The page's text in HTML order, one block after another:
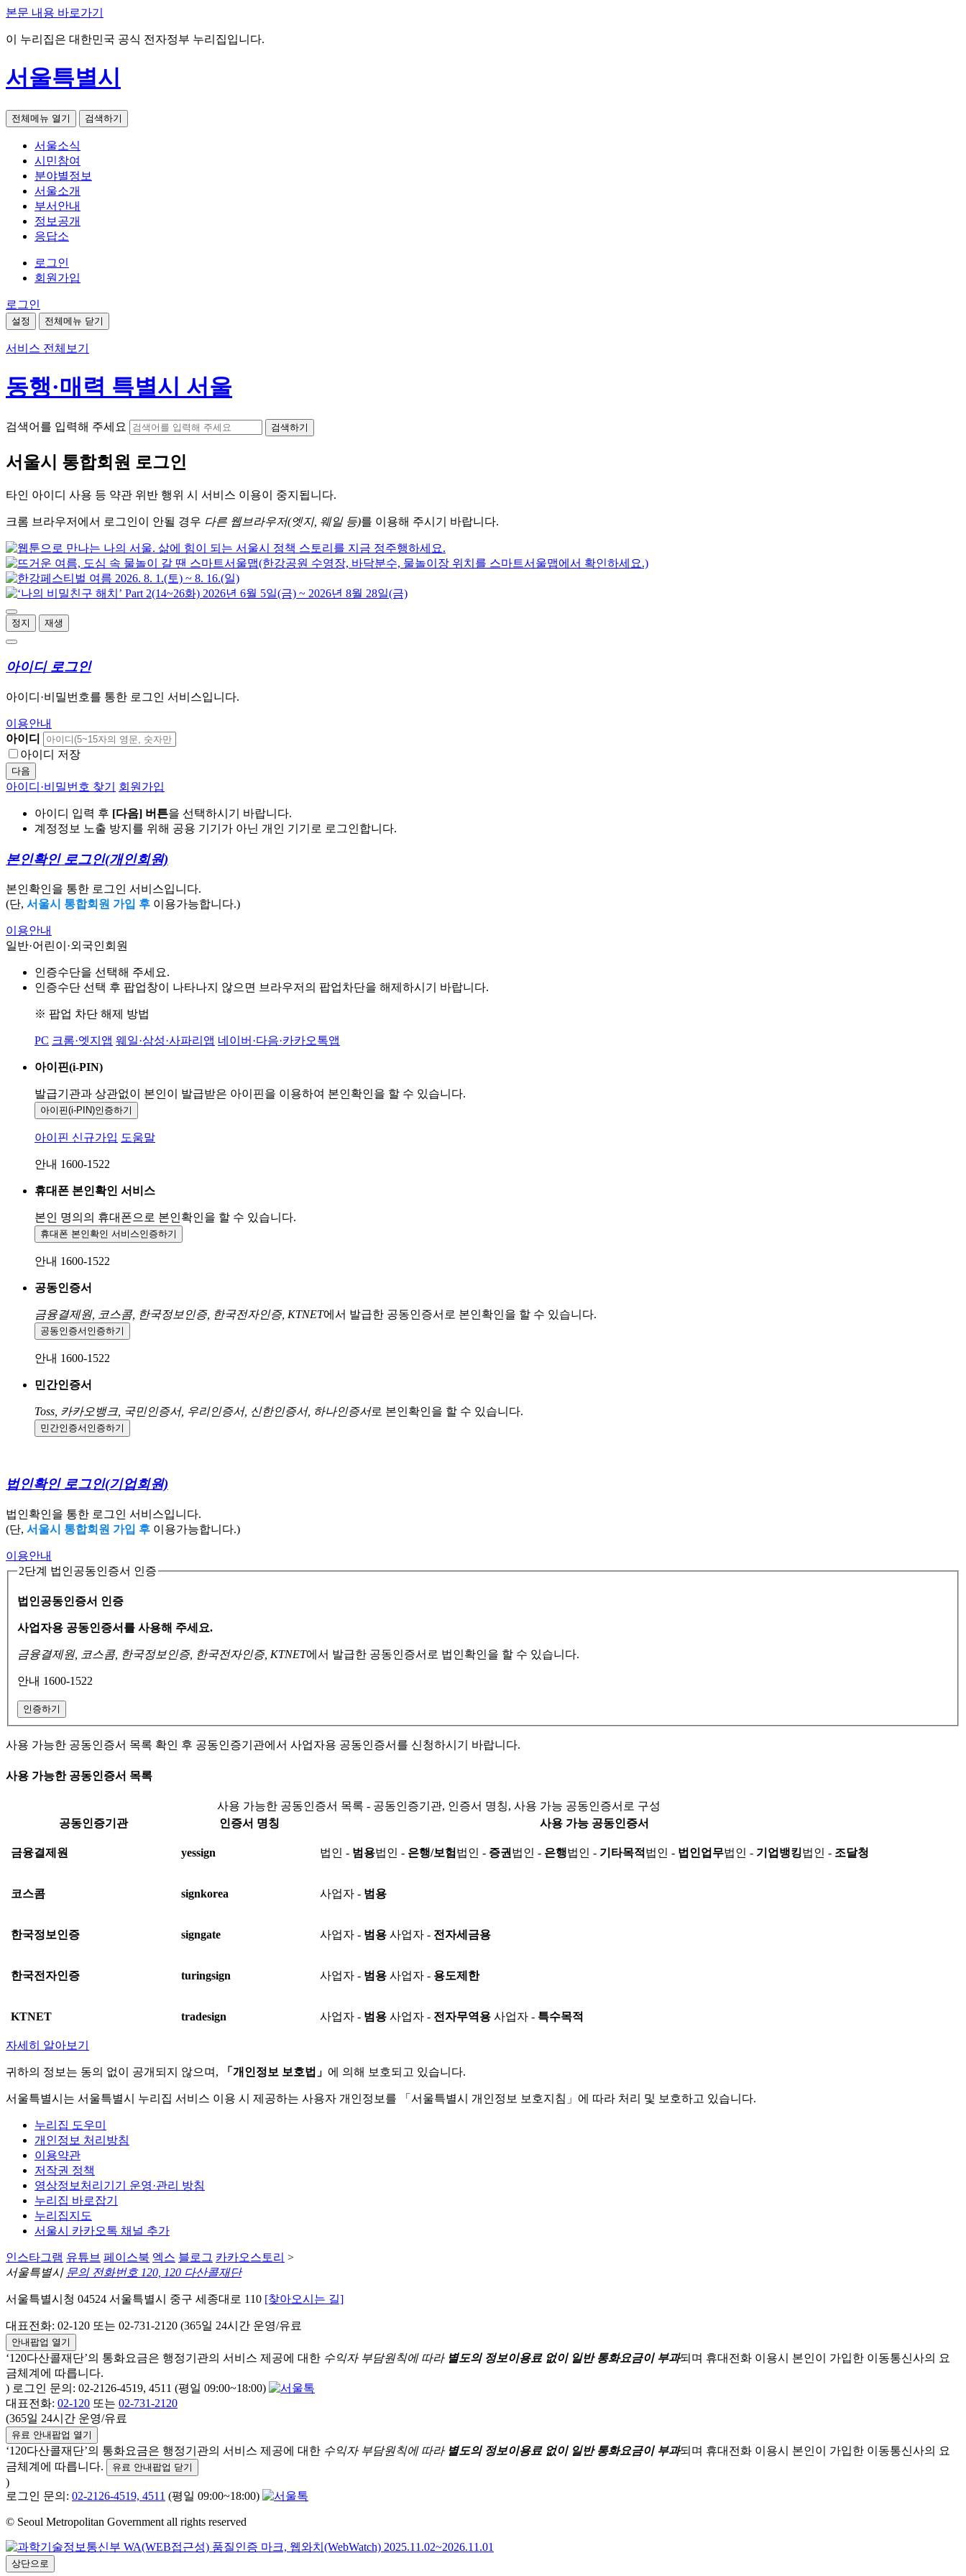
본문 내용 바로가기
이 누리집은 대한민국 공식 전자정부 누리집입니다.
서울특별시
전체메뉴 열기 검색하기
서울소식
시민참여
분야별정보
서울소개
부서안내
정보공개
응답소
로그인
회원가입
로그인
설정 전체메뉴 닫기
서비스 전체보기
동행·매력 특별시 서울
검색어를 입력해 주세요 검색하기
서울시 통합회원 로그인
타인 아이디 사용 등 약관 위반 행위 시 서비스 이용이 중지됩니다.
크롬 브라우저에서 로그인이 안될 경우 다른 웹브라우저(엣지, 웨일 등)를 이용해 주시기 바랍니다.
정지 재생
아이디 로그인
아이디·비밀번호를 통한 로그인 서비스입니다.
이용안내
아이디
아이디 저장
다음
아이디·비밀번호 찾기 회원가입
아이디 입력 후 [다음] 버튼을 선택하시기 바랍니다.
계정정보 노출 방지를 위해 공용 기기가 아닌 개인 기기로 로그인합니다.
본인확인 로그인(개인회원)
본인확인을 통한 로그인 서비스입니다.
(단, 서울시 통합회원 가입 후 이용가능합니다.)
이용안내
일반·어린이·외국인회원
인증수단을 선택해 주세요.
인증수단 선택 후 팝업창이 나타나지 않으면 브라우저의 팝업차단을 해제하시기 바랍니다.
※ 팝업 차단 해제 방법
PC 크롬·엣지앱 웨일·삼성·사파리앱 네이버·다음·카카오톡앱
아이핀(i-PIN)
발급기관과 상관없이 본인이 발급받은 아이핀을 이용하여 본인확인을 할 수 있습니다.
아이핀(i-PIN)인증하기
아이핀 신규가입 도움말
안내 1600-1522
휴대폰 본인확인 서비스
본인 명의의 휴대폰으로 본인확인을 할 수 있습니다.
휴대폰 본인확인 서비스인증하기
안내 1600-1522
공동인증서
금융결제원, 코스콤, 한국정보인증, 한국전자인증, KTNET에서 발급한 공동인증서로 본인확인을 할 수 있습니다.
공동인증서 인증하기
안내 1600-1522
민간인증서
Toss, 카카오뱅크, 국민인증서, 우리인증서, 신한인증서, 하나인증서로 본인확인을 할 수 있습니다.
민간인증서 인증하기
법인확인 로그인(기업회원)
법인확인을 통한 로그인 서비스입니다.
(단, 서울시 통합회원 가입 후 이용가능합니다.)
이용안내
2단계 법인공동인증서 인증
법인공동인증서 인증
사업자용 공동인증서를 사용해 주세요.
금융결제원, 코스콤, 한국정보인증, 한국전자인증, KTNET에서 발급한 공동인증서로 법인확인을 할 수 있습니다.
안내 1600-1522
인증하기
사용 가능한 공동인증서 목록 확인 후 공동인증기관에서 사업자용 공동인증서를 신청하시기 바랍니다.
사용 가능한 공동인증서 목록
사용 가능한 공동인증서 목록 - 공동인증기관, 인증서 명칭, 사용 가능 공동인증서로 구성
공동인증기관
인증서 명칭 사용 가능 공동인증서
금융결제원 yessign 법인 - 범용법인 - 은행/보험 법인 - 증권 법인 - 은행법인 - 기타목적 법인 - 법인업무법인 - 기업뱅킹법인 - 조달청
코스콤 signkorea 사업자 - 범용
한국정보인증 signgate 사업자 - 범용 사업자 - 전자세금용
한국전자인증 turingsign 사업자 - 범용 사업자 - 용도제한
KTNET tradesign 사업자 - 범용 사업자 - 전자무역용 사업자 - 특수목적
자세히 알아보기
귀하의 정보는 동의 없이 공개되지 않으며, 「개인정보 보호법」 에 의해 보호되고 있습니다.
서울특별시는 서울특별시 누리집 서비스 이용 시 제공하는 사용자 개인정보를 「서울특별시 개인정보 보호지침」에 따라 처리 및 보호하고 있습니다.
누리집 도우미
개인정보 처리방침
이용약관
저작권 정책
영상정보처리기기 운영·관리 방침
누리집 바로잡기
누리집지도
서울시 카카오톡 채널 추가
인스타그램 유튜브 페이스북 엑스 블로그 카카오스토리 >
서울특별시 문의 전화번호 120, 120 다산콜재단
서울특별시청 04524 서울특별시 중구 세종대로 110 [찾아오시는 길]
대표전화: 02-120 또는 02-731-2120 (365일 24시간 운영/유료
안내팝업 열기
‘120다산콜재단’의 통화요금은 행정기관의 서비스 제공에 대한 수익자 부담원칙에 따라 별도의 정보이용료 없이 일반 통화요금이 부과되며 휴대전화 이용시 본인이 가입한 이동통신사의 요
금체계에 따릅니다.
) 로그인 문의: 02-2126-4519, 4511 (평일 09:00~18:00)
대표전화: 02-120 또는 02-731-2120
(365일 24시간 운영/유료
유료 안내팝업 열기
‘120다산콜재단’의 통화요금은 행정기관의 서비스 제공에 대한 수익자 부담원칙에 따라 별도의 정보이용료 없이 일반 통화요금이 부과되며 휴대전화 이용시 본인이 가입한 이동통신사의 요
금체계에 따릅니다.
유료 안내팝업 닫기
)
로그인 문의: 02-2126-4519, 4511 (평일 09:00~18:00)
© Seoul Metropolitan Government all rights reserved
상단으로